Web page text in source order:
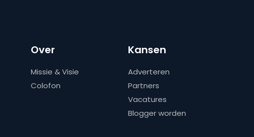
Over
Missie & Visie
Colofon
Kansen
Adverteren
Partners
Vacatures
Blogger worden